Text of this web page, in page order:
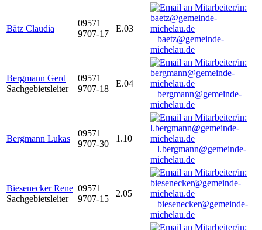
Bätz Claudia
09571
9707-17
E.03
baetz@gemeinde-
michelau.de
Bergmann Gerd
Sachgebietsleiter
09571
9707-18
E.04
bergmann@gemeinde-
michelau.de
Bergmann Lukas
09571
9707-30
1.10
l.bergmann@gemeinde-
michelau.de
Biesenecker Rene
Sachgebietsleiter
09571
9707-15
2.05
biesenecker@gemeinde-
michelau.de